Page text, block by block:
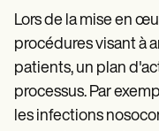
Lors de la mise en
procédures visant à
patients, un plan
processus. Par
les infections